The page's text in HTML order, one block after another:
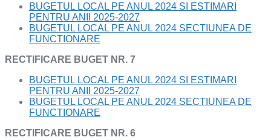
BUGETUL LOCAL PE ANUL 2024 SI ESTIMARI
PENTRU ANII 2025-2027
BUGETUL LOCAL PE ANUL 2024 SECTIUNEA DE
FUNCTIONARE
RECTIFICARE BUGET NR. 7
BUGETUL LOCAL PE ANUL 2024 SI ESTIMARI
PENTRU ANII 2025-2027
BUGETUL LOCAL PE ANUL 2024 SECTIUNEA DE
FUNCTIONARE
RECTIFICARE BUGET NR. 6